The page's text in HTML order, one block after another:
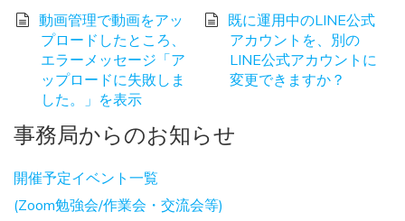
動画管理で動画をアッ
プロードしたところ、
エラーメッセージ「ア
ップロードに失敗しま
した。」を表示
既に運用中のLINE公式
アカウントを、別の
LINE公式アカウントに
変更できますか？
事務局からのお知らせ
開催予定イベント一覧
(Zoom勉強会/作業会・交流会等)